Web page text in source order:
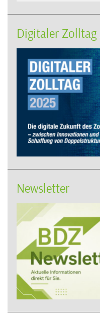
Digitaler Zolltag
Newsletter